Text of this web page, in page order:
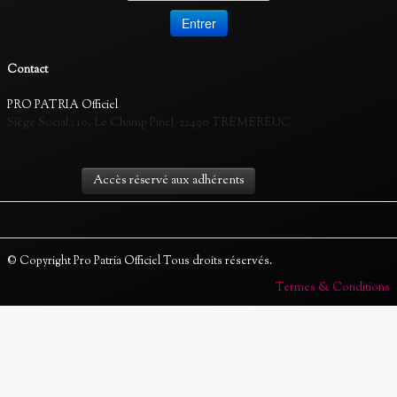
Contact
PRO PATRIA Officiel
Siège Social :
10, Le Champ Pinel 22490 TREMEREUC
Accès réservé aux adhérents
© Copyright Pro Patria Officiel Tous droits réservés.
Termes & Conditions